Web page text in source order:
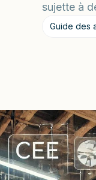
sujette à
Guide des